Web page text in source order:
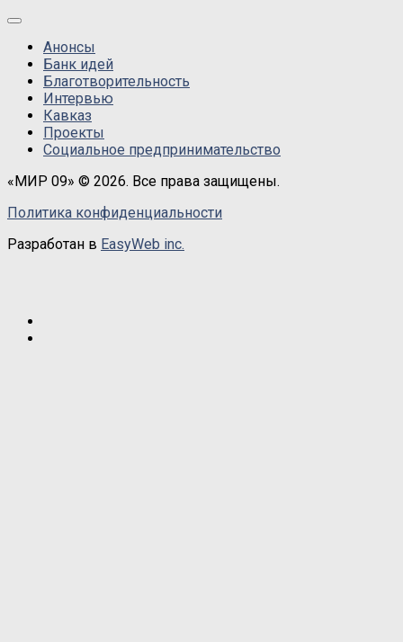
Анонсы
Банк идей
Благотворительность
Интервью
Кавказ
Проекты
Социальное предпринимательство
«МИР 09» © 2026. Все права защищены.
Политика конфиденциальности
Разработан в EasyWeb inc.